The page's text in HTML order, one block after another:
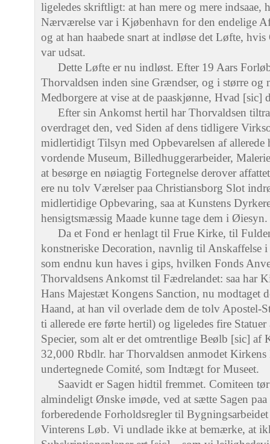
ligeledes skriftligt: at han mere og mere indsaae,
Nærværelse var i Kjøbenhavn for den endelige
og at han haabede snart at indløse det Løfte,
var udsat.
Dette Løfte er nu indløst. Efter 19 Aars
Thorvaldsen inden sine Grændser, og i større og
Medborgere at vise at de paaskjønne, Hvad [sic]
Efter sin Ankomst hertil har Thorvaldsen
overdraget den, ved Siden af dens tidligere
midlertidigt Tilsyn med Opbevarelsen af allerede
vordende Museum, Billedhuggerarbeider,
at besørge en nøiagtig Fortegnelse derover
ere nu tolv Værelser paa Christiansborg Slot
midlertidige Opbevaring, saa at Kunstens
hensigtsmæssig Maade kunne tage dem i Øiesyn.
Da et Fond er henlagt til Frue Kirke, til
konstneriske Decoration, navnlig til Anskaffelse
som endnu kun haves i gips, hvilken Fonds
Thorvaldsens Ankomst til Fædrelandet: saa har
Hans Majestæt Kongens Sanction, nu modtaget
Haand, at han vil overlade dem de tolv Apostel-
ti allerede ere førte hertil) og ligeledes fire
Specier, som alt er det omtrentlige Beølb [sic] af
32,000 Rbdlr. har Thorvaldsen anmodet Kirkens
undertegnede Comité, som Indtægt for Museet.
Saavidt er Sagen hidtil fremmet. Comiteen
almindeligt Ønske imøde, ved at sætte Sagen
forberedende Forholdsregler til
Vinterens Løb. Vi undlade ikke at bemærke, at